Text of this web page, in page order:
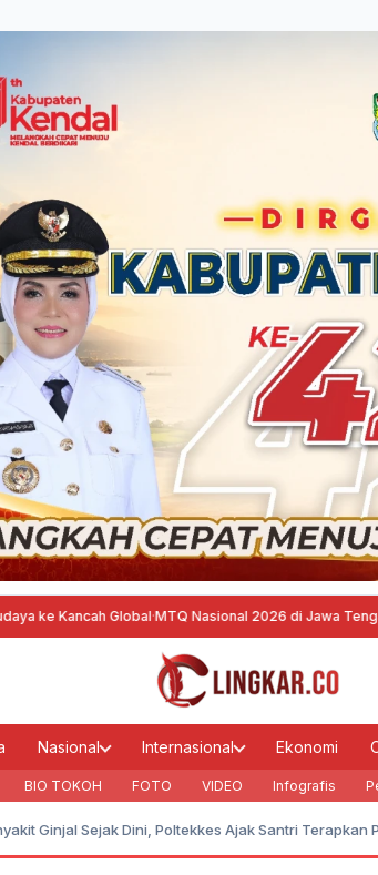
Global·MTQ Nasional 2026 di Jawa Tengah
Nasional Internasional Ekonomi
BIO TOKOH FOTO VIDEO Infografis
Ginjal Sejak Dini, Poltekkes Ajak Santri Terapkan